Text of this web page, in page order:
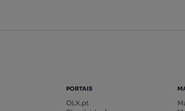
PORTAIS
OLX.pt